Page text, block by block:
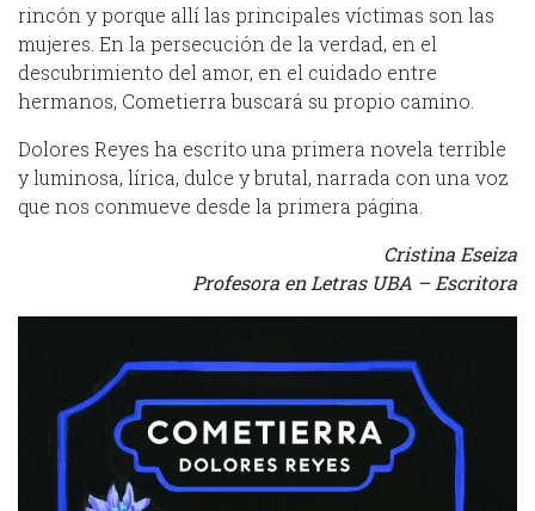
rincón y porque allí las principales víctimas son las
mujeres. En la persecución de la verdad, en el
descubrimiento del amor, en el cuidado entre
hermanos, Cometierra buscará su propio camino.
Dolores Reyes ha escrito una primera novela terrible
y luminosa, lírica, dulce y brutal, narrada con una voz
que nos conmueve desde la primera página.
Cristina Eseiza
Profesora en Letras UBA – Escritora